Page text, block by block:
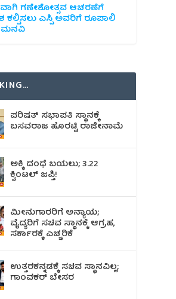
ಗಣೇಶೋತ್ಸವ ಆಚರಣೆಗೆ
ಕಲ್ಪಿಸಲು ಎಸ್ಪಿ ಅವರಿಗೆ ರೂಪಾಲಿ
ಮನವಿ
ಪರಿಷತ್ ಸಭಾಪತಿ ಸ್ಥಾನಕ್ಕೆ
ಬಸವರಾಜ ಹೊರಟ್ಟಿ ರಾಜೀನಾಮೆ
ಅಕ್ಕಿ ದಂಧೆ ಬಯಲು; 3.22
ಕ್ವಿಂಟಲ್ ಜಪ್ತಿ!
ಮೀನುಗಾರರಿಗೆ ಅನ್ಯಾಯ;
ವೈದ್ಯರಿಗೆ ಸಚಿವ ಸ್ಥಾನಕ್ಕೆ ಆಗ್ರಹ,
ಸರ್ಕಾರಕ್ಕೆ ಎಚ್ಚರಿಕೆ
ಉತ್ತರಕನ್ನಡಕ್ಕೆ ಸಚಿವ ಸ್ಥಾನವಿಲ್ಲ;
ಗಾಂವಕರ್ ಬೇಸರ